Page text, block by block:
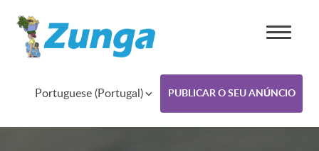
Portuguese (Portugal) PUBLICAR O SEU ANÚNCIO